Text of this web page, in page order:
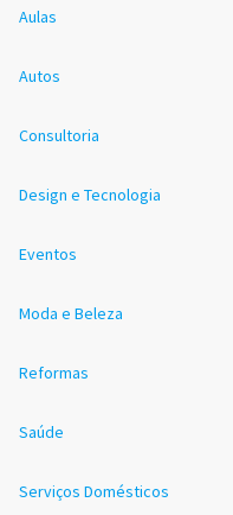
Aulas
Autos
Consultoria
Design e Tecnologia
Eventos
Moda e Beleza
Reformas
Saúde
Serviços Domésticos